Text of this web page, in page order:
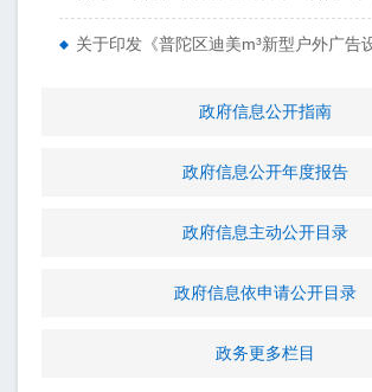
政府信息公开指南
政府信息公开年度报告
政府信息主动公开目录
政府信息依申请公开目录
政务更多栏目